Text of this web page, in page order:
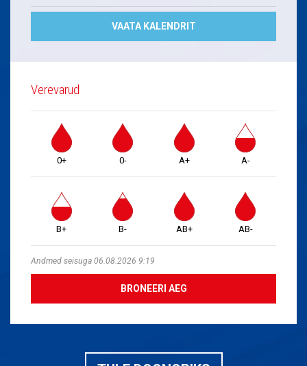
VAATA KALENDRIT
Verevarud
0+ 0- A+ A-
B+ B- AB+ AB-
Andmed seisuga 06.08.2026 9:19
BRONEERI AEG